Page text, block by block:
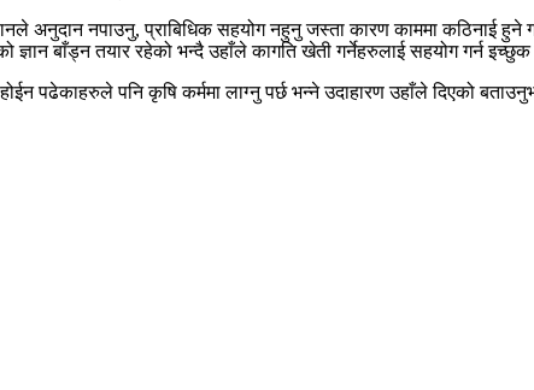
अनुदान नपाउनु, प्राबिधिक सहयोग नहुनु जस्ता कारण काममा कठिनाई
बाँड्न तयार रहेको भन्दै उहाँले कागति खेती गर्नेहरुलाई सहयोग गर्न
पढेकाहरुले पनि कृषि कर्ममा लाग्नु पर्छ भन्ने उदाहारण उहाँले दिएको